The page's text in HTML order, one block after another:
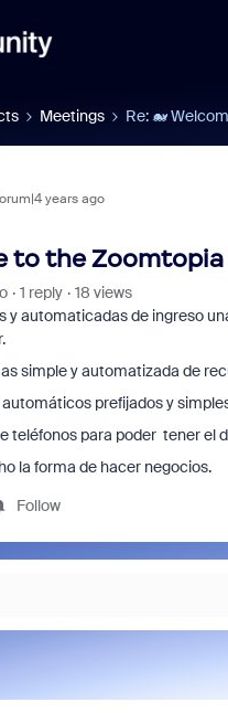
Meetings Re: 🐋
years ago
to the
1 reply
18 views
y automaticadas de ingreso
simple y automatizada de
prefijados y
teléfonos para poder tener el
la forma de hacer negocios.
Follow